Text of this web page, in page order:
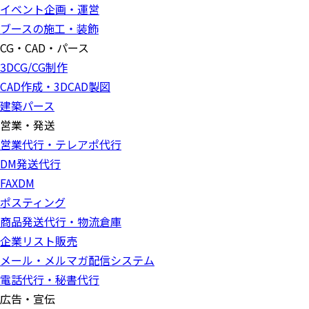
イベント企画・運営
ブースの施工・装飾
CG・CAD・パース
3DCG/CG制作
CAD作成・3DCAD製図
建築パース
営業・発送
営業代行・テレアポ代行
DM発送代行
FAXDM
ポスティング
商品発送代行・物流倉庫
企業リスト販売
メール・メルマガ配信システム
電話代行・秘書代行
広告・宣伝